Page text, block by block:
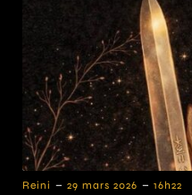
Reini - 29 mars 2026 - 16h22